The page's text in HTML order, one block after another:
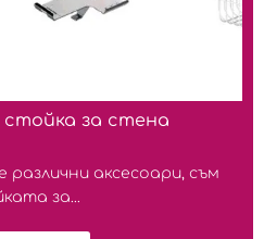
стойка за стена
аксесоари, съм
за...